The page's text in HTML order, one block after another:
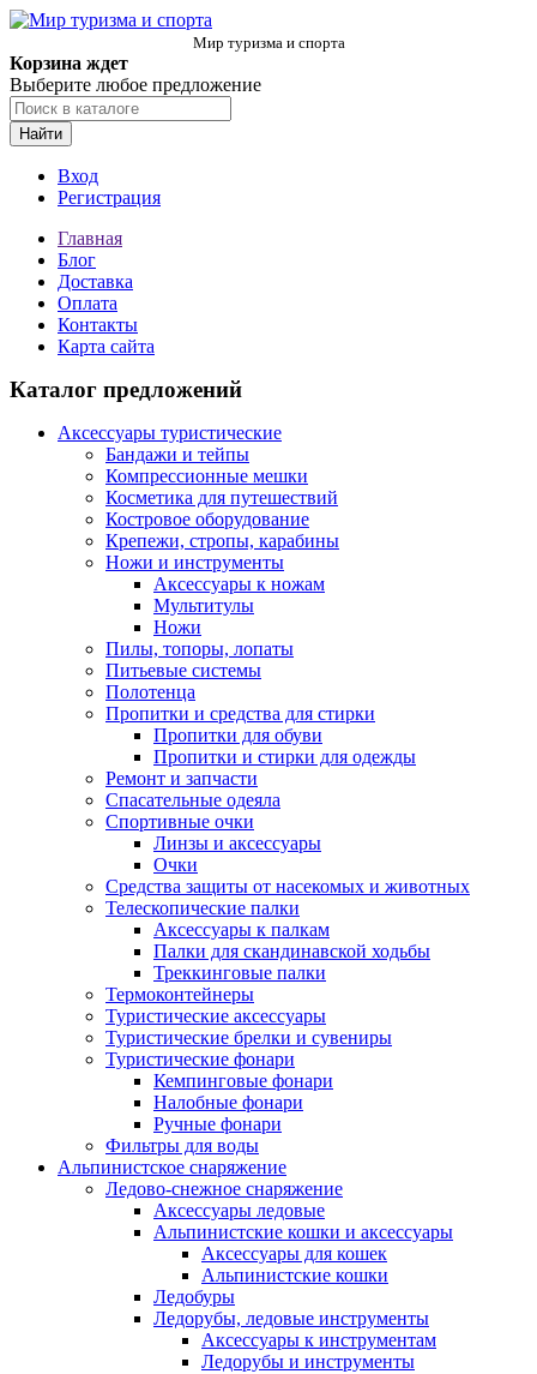
Мир туризма и спорта
Корзина ждет
Выберите любое предложение
Найти
Вход
Регистрация
Главная
Блог
Доставка
Оплата
Контакты
Карта сайта
Каталог предложений
Аксессуары туристические
Бандажи и тейпы
Компрессионные мешки
Косметика для путешествий
Костровое оборудование
Крепежи, стропы, карабины
Ножи и инструменты
Аксессуары к ножам
Мультитулы
Ножи
Пилы, топоры, лопаты
Питьевые системы
Полотенца
Пропитки и средства для стирки
Пропитки для обуви
Пропитки и стирки для одежды
Ремонт и запчасти
Спасательные одеяла
Спортивные очки
Линзы и аксессуары
Очки
Средства защиты от насекомых и животных
Телескопические палки
Аксессуары к палкам
Палки для скандинавской ходьбы
Треккинговые палки
Термоконтейнеры
Туристические аксессуары
Туристические брелки и сувениры
Туристические фонари
Кемпинговые фонари
Налобные фонари
Ручные фонари
Фильтры для воды
Альпинистское снаряжение
Ледово-снежное снаряжение
Аксессуары ледовые
Альпинистские кошки и аксессуары
Аксессуары для кошек
Альпинистские кошки
Ледобуры
Ледорубы, ледовые инструменты
Аксессуары к инструментам
Ледорубы и инструменты